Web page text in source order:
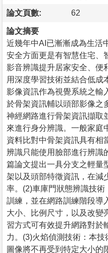
論文頁數: 62
論文摘要
近幾年中AI已漸漸成為生活
安全方面更是有智慧住宅、
影音辨識提升居家安全、便
用深度學習技術並結合低成
影像資訊作為視覺系統之輸
於骨架資訊輔以頭部影像之
神經網路進行骨架資訊擷取
來進行身分辨識。一般家庭
資料比對中骨架資訊具有相
辨識只能使用臉部進行辨識
篇論文提出一具分支之輕量
架以及頭部特徵資訊，在減
率。(2)車庫門狀態辨識技
訓練，並在網路訓練階段導
大小、比例尺寸，以及改變
習方式可有效提升網路對於
力。(3)火焰偵測技術：本
圖像將不再受到特定大小的